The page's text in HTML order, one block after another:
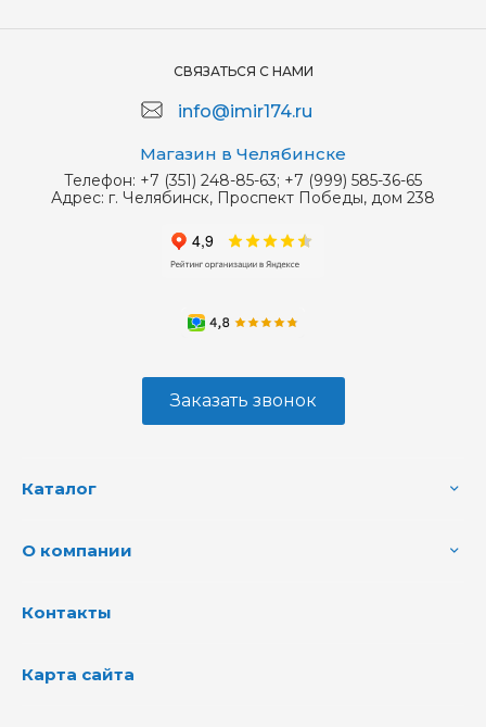
СВЯЗАТЬСЯ С НАМИ
info@imir174.ru
Магазин в Челябинске
Телефон: +7 (351) 248-85-63; +7 (999) 585-36-65
Адрес: г. Челябинск, Проспект Победы, дом 238
Заказать звонок
Каталог
О компании
Контакты
Карта сайта